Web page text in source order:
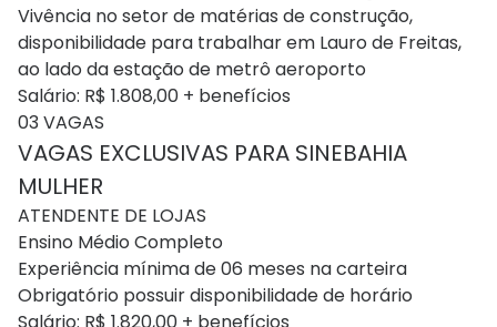
Vivência no setor de matérias de construção,
disponibilidade para trabalhar em Lauro de Freitas,
ao lado da estação de metrô aeroporto
Salário: R$ 1.808,00 + benefícios
03 VAGAS
VAGAS EXCLUSIVAS PARA SINEBAHIA
MULHER
ATENDENTE DE LOJAS
Ensino Médio Completo
Experiência mínima de 06 meses na carteira
Obrigatório possuir disponibilidade de horário